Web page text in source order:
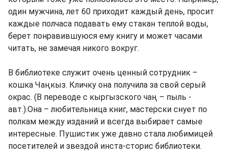
один мужчина, лет 60 приходит каждый день, просит
каждые полчаса подавать ему стакан теплой воды,
берет понравившуюся ему книгу и может часами
читать, не замечая никого вокруг.
В библиотеке служит очень ценный сотрудник –
кошка Чаңкыз. Кличку она получила за свой серый
окрас. (В переводе с кыргызского чаң – пыль -
авт.).Она – любительница книг, мастерски снует по
полкам между изданий и всегда выбирает самые
интересные. Пушистик уже давно стала любимицей
посетителей и звездой инста-сторис библиотеки.